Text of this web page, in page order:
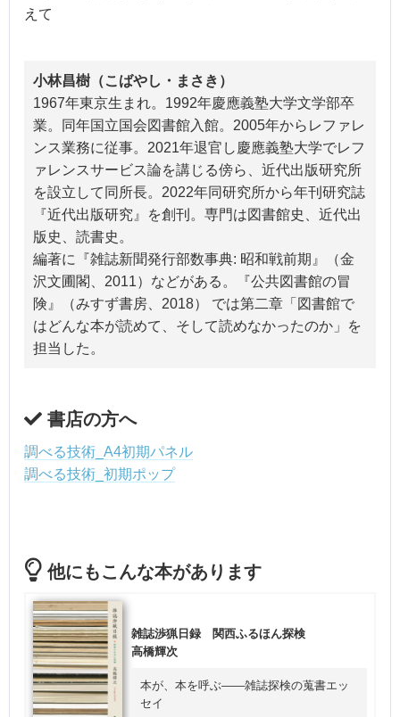
えて
小林昌樹（こばやし・まさき）
1967年東京生まれ。1992年慶應義塾大学文学部卒
業。同年国立国会図書館入館。2005年からレファレ
ンス業務に従事。2021年退官し慶應義塾大学でレフ
ァレンスサービス論を講じる傍ら、近代出版研究所
を設立して同所長。2022年同研究所から年刊研究誌
『近代出版研究』を創刊。専門は図書館史、近代出
版史、読書史。
編著に『雑誌新聞発行部数事典: 昭和戦前期』（金
沢文圃閣、2011）などがある。『公共図書館の冒
険』（みすず書房、2018） では第二章「図書館で
はどんな本が読めて、そして読めなかったのか」を
担当した。
書店の方へ
調べる技術_A4初期パネル
調べる技術_初期ポップ
他にもこんな本があります
雑誌渉猟日録 関西ふるほん探検
高橋輝次
本が、本を呼ぶ――雑誌探検の蒐書エッ
セイ